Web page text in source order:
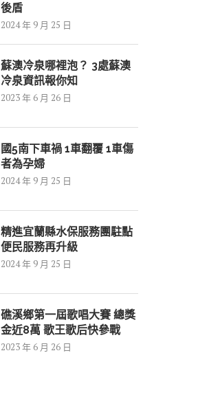
後盾
2024 年 9 月 25 日
蘇澳冷泉哪裡泡？ 3處蘇澳
冷泉資訊報你知
2023 年 6 月 26 日
國5南下車禍 1車翻覆 1車傷
者為孕婦
2024 年 9 月 25 日
精進宜蘭縣水保服務團駐點
便民服務再升級
2024 年 9 月 25 日
礁溪鄉第一屆歌唱大賽 總獎
金近8萬 歌王歌后快參戰
2023 年 6 月 26 日